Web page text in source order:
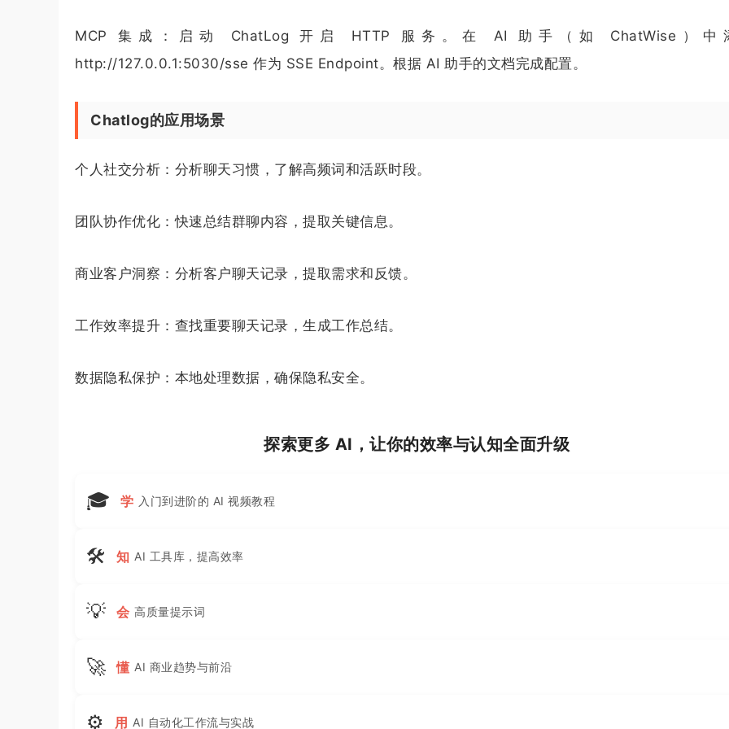
MCP 集成：启动 ChatLog 开启 HTTP 服务。在 AI 助手（如 ChatWise）中
http://127.0.0.1:5030/sse 作为 SSE Endpoint。根据 AI 助手的文档完成配置。
Chatlog的应用场景
个人社交分析：分析聊天习惯，了解高频词和活跃时段。
团队协作优化：快速总结群聊内容，提取关键信息。
商业客户洞察：分析客户聊天记录，提取需求和反馈。
工作效率提升：查找重要聊天记录，生成工作总结。
数据隐私保护：本地处理数据，确保隐私安全。
探索更多 AI，让你的效率与认知全面升级
🎓 学 入门到进阶的 AI 视频教程
🛠 知 AI 工具库，提高效率
💡 会 高质量提示词
🚀 懂 AI 商业趋势与前沿
⚙ 用 AI 自动化工作流与实战